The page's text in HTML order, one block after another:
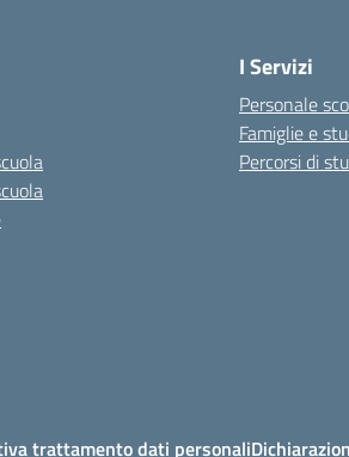
I Servizi
Personale
Famiglie e
Percorsi di
trattamento dati personali